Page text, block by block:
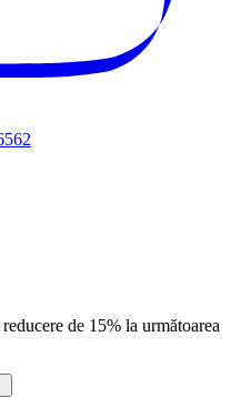
de 15% la următoarea